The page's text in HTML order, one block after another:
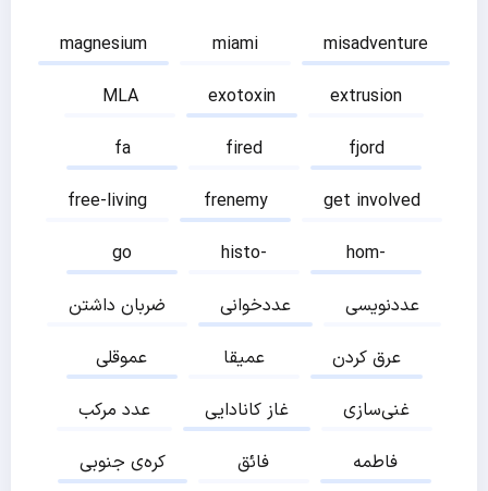
magnesium miami
misadventure
MLA
exotoxin
extrusion
fa
fired
fjord
free-living
frenemy
get involved
go
histo-
hom-
ضربان داشتن
عددخوانی
عددنویسی
عموقلی
عمیقا
عرق کردن
عدد مرکب
غاز کانادایی
غنی‌سازی
کره‌ی جنوبی
فائق
فاطمه